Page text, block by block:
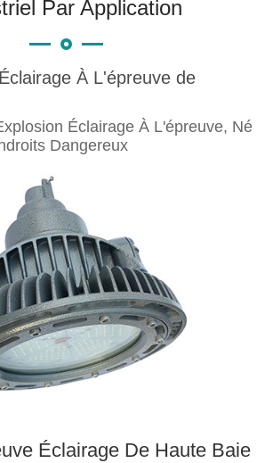
Par Application
À L'épreuve de
Éclairage À L'épreuve, Né
Dangereux
Éclairage De Haute Baie